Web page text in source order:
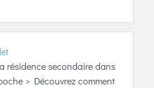
résidence secondaire dans
> Découvrez comment